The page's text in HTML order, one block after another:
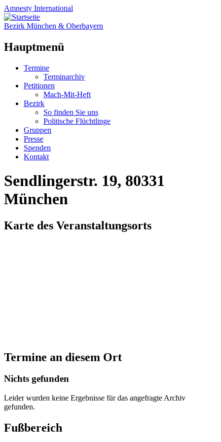
Amnesty International
Bezirk München & Oberbayern
Hauptmenü
Zum
springen
Termine
Terminarchiv
Petitionen
Mach-Mit-Heft
Bezirk
So finden Sie uns
Politische Flüchtlinge
Gruppen
Presse
Spenden
Kontakt
Sendlingerstr. 19, 80331
München
Karte des Veranstaltungsorts
Termine an diesem Ort
Nichts gefunden
Leider wurden keine Ergebnisse für das angefragte Archiv
gefunden.
Fußbereich